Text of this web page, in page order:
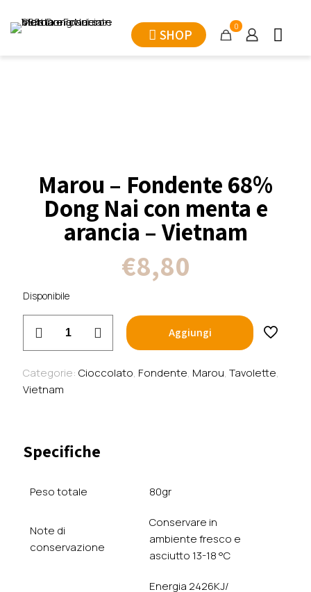
SHOP
0
Marou – Fondente 68%
Dong Nai con menta e
arancia – Vietnam
€8,80
Disponibile
Fondente
68%
Dong
e
Aggiungi
Categorie: Cioccolato, Fondente, Marou, Tavolette,
Vietnam
Specifiche
Peso totale 80gr
Note di
conservazione
Conservare in
ambiente fresco e
asciutto 13-18 °C
Energia 2426KJ/